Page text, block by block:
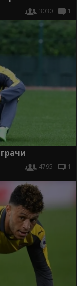
3030 1
4795 1